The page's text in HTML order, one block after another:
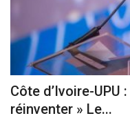
Côte d’Ivoire-UPU
réinventer » Le...